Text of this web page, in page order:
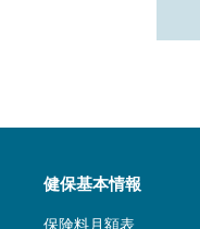
健保基本情報
保険料月額表